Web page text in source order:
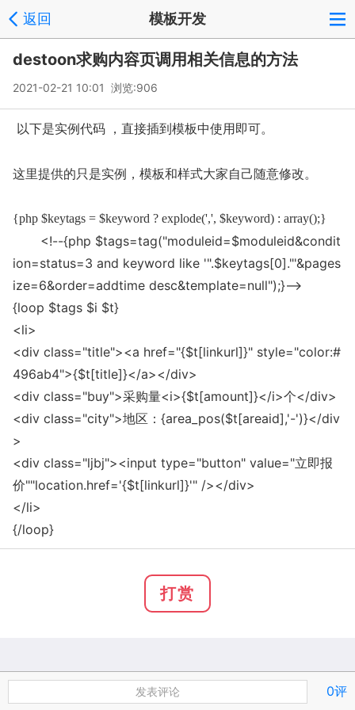
返回 模板开发
destoon求购内容页调用相关信息的方法
2021-02-21 10:01 浏览:906
以下是实例代码 ，直接插到模板中使用即可。
这里提供的只是实例，模板和样式大家自己随意修改。
{php $keytags = $keyword ? explode(',', $keyword) : array();}
<!--{php $tags=tag("moduleid=$moduleid&condit
ion=status=3 and keyword like '".$keytags[0]."'&pages
ize=6&order=addtime desc&template=null");}-->
{loop $tags $i $t}
<li>
<div class="title"><a href="{$t[linkurl]}" style="color:#
496ab4">{$t[title]}</a></div>
<div class="buy">采购量<i>{$t[amount]}</i>个</div>
<div class="city">地区：{area_pos($t[areaid],'-')}</div
>
<div class="ljbj"><input type="button" value="立即报
价""location.href='{$t[linkurl]}'" /></div>
</li>
{/loop}
打赏
发表评论 0评